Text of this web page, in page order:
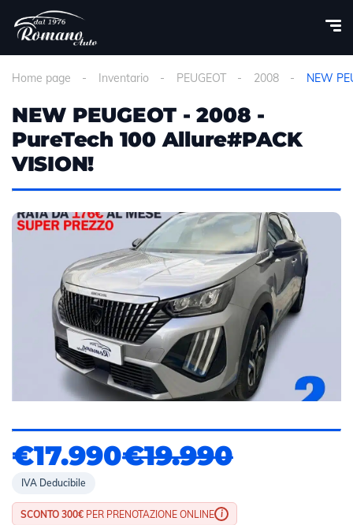
Home page Inventario PEUGEOT 2008 NEW
NEW PEUGEOT - 2008 -
PureTech 100 Allure#PACK
VISION!
€17.990€19.990
IVA Deducibile
SCONTO 300€ PER PRENOTAZIONE ONLINE i